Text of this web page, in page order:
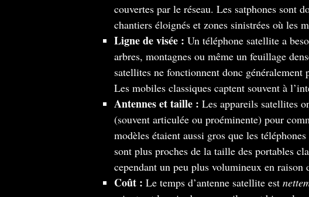
couvertes par le réseau. Les satphones sont
chantiers éloignés et zones sinistrées où les
Ligne de visée : Un téléphone satellite a
arbres, montagnes ou même un feuillage
satellites ne fonctionnent donc généralement
Les mobiles classiques captent souvent à
Antennes et taille : Les appareils satellites
(souvent articulée ou proéminente) pour
modèles étaient aussi gros que les
sont plus proches de la taille des portables
cependant un peu plus volumineux en raison
Coût : Le temps d’antenne satellite est